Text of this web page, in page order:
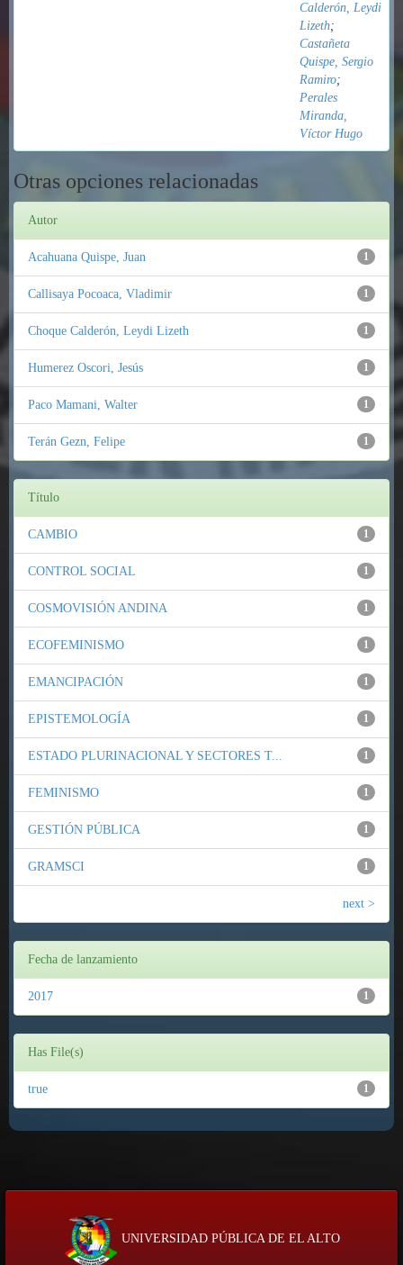
Calderón, Leydi
Lizeth;
Castañeta
Quispe, Sergio
Ramiro;
Perales
Miranda,
Víctor Hugo
Otras opciones relacionadas
Autor
1
Acahuana Quispe, Juan
1
Callisaya Pocoaca, Vladimir
1
Choque Calderón, Leydi Lizeth
1
Humerez Oscori, Jesús
1
Paco Mamani, Walter
1
Terán Gezn, Felipe
Título
1
CAMBIO
1
CONTROL SOCIAL
1
COSMOVISIÓN ANDINA
1
ECOFEMINISMO
1
EMANCIPACIÓN
1
EPISTEMOLOGÍA
1
ESTADO PLURINACIONAL Y SECTORES T...
1
FEMINISMO
1
GESTIÓN PÚBLICA
1
GRAMSCI
next >
Fecha de lanzamiento
1
2017
Has File(s)
1
true
UNIVERSIDAD PÚBLICA DE EL ALTO